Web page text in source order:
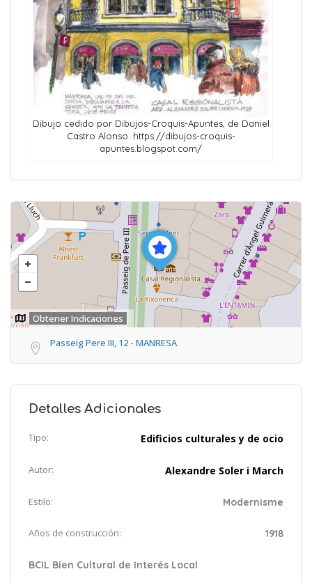
Dibujo cedido por Dibujos-Croquis-Apuntes, de Daniel
Castro Alonso: https://dibujos-croquis-
apuntes.blogspot.com/
Obtener Indicaciones
Passeig Pere III, 12 - MANRESA
Detalles Adicionales
Tipo: Edificios culturales y de ocio
Autor: Alexandre Soler i March
Estilo: Modernisme
Años de construcción: 1918
BCIL Bien Cultural de Interés Local